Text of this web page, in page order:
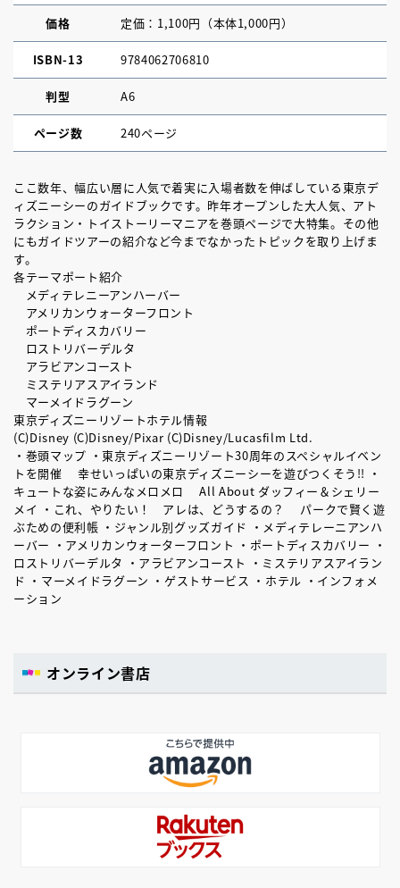
価格 定価：1,100円（本体1,000円）
ISBN-13 9784062706810
判型 A6
ページ数 240ページ
ここ数年、幅広い層に人気で着実に入場者数を伸ばしている東京デ
ィズニーシーのガイドブックです。昨年オープンした大人気、アト
ラクション・トイストーリーマニアを巻頭ページで大特集。その他
にもガイドツアーの紹介など今までなかったトピックを取り上げま
す。
各テーマポート紹介
メディテレニーアンハーバー
アメリカンウォーターフロント
ポートディスカバリー
ロストリバーデルタ
アラビアンコースト
ミステリアスアイランド
マーメイドラグーン
東京ディズニーリゾートホテル情報
(C)Disney (C)Disney/Pixar (C)Disney/Lucasfilm Ltd.
・巻頭マップ ・東京ディズニーリゾート30周年のスペシャルイベン
トを開催 幸せいっぱいの東京ディズニーシーを遊びつくそう!! ・
キュートな姿にみんなメロメロ All About ダッフィー＆シェリー
メイ ・これ、やりたい！ アレは、どうするの？ パークで賢く遊
ぶための便利帳 ・ジャンル別グッズガイド ・メディテレーニアンハ
ーバー ・アメリカンウォーターフロント ・ポートディスカバリー ・
ロストリバーデルタ ・アラビアンコースト ・ミステリアスアイラン
ド ・マーメイドラグーン ・ゲストサービス ・ホテル ・インフォメ
ーション
オンライン書店